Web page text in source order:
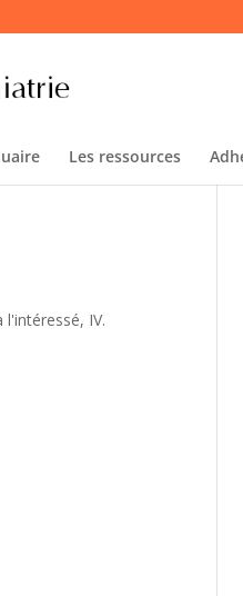
Les ressources
l'intéressé, IV.